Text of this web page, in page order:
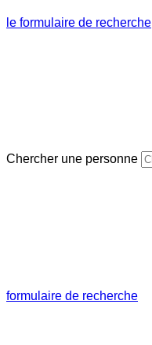
le formulaire de recherche
Chercher une personne
formulaire de recherche